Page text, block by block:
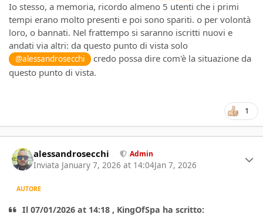
Io stesso, a memoria, ricordo almeno 5 utenti che i primi
tempi erano molto presenti e poi sono spariti. o per volontà
loro, o bannati. Nel frattempo si saranno iscritti nuovi e
andati via altri: da questo punto di vista solo
@alessandrosecchi credo possa dire com'è la situazione da
questo punto di vista.
1
alessandrosecchi Admin
Inviata January 7, 2026 at 14:04Jan 7, 2026
AUTORE
Il 07/01/2026 at 14:18 , KingOfSpa ha scritto: